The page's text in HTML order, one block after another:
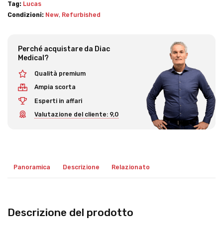
Tag: Lucas
Condizioni: New, Refurbished
Perché acquistare da Diac
Medical?
Qualità premium
Ampia scorta
Esperti in affari
Valutazione del cliente: 9,0
Panoramica Descrizione Relazionato
Descrizione del prodotto